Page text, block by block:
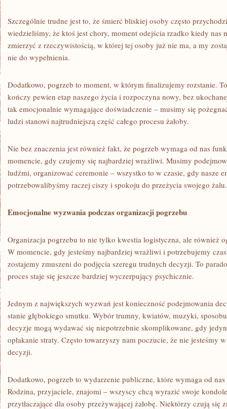
Szczególnie trudne jest to, że śmierć bliskiej osoby często
wiedzieliśmy, że ktoś jest chory, moment odejścia rzadko kiedy nas
zmierzyć z rzeczywistością, w której tej osoby już nie ma, a my
nie do wypełnienia.
Dodatkowo, pogrzeb to moment, w którym finalizujemy rozstanie.
kończy pewien etap naszego życia i rozpoczyna nowy, bez
tak emocjonalnie wymagające doświadczenie – musimy się
ludzi stanowi najtrudniejszą część całego procesu żałoby.
Nie bez znaczenia jest również fakt, że pogrzeb wymaga od nas
momencie, gdy czujemy się najbardziej wrażliwi. Musimy
ludźmi, organizować ceremonie – wszystko to w czasie, gdy nasze
potrzebowalibyśmy raczej ciszy i spokoju do przeżycia swojego żalu.
Emocjonalne wyzwania podczas organizacji pogrzebu
Organizacja pogrzebu to nie tylko kwestia logistyczna, ale również
W momencie, gdy jesteśmy najbardziej wrażliwi i potrzebujemy
zostajemy zmuszeni do podjęcia szeregu trudnych decyzji. To
proces staje się jeszcze bardziej wyczerpujący psychicznie.
Jednym z największych wyzwań jest konieczność podejmowania
stanie głębokiego smutku. Wybór trumny, kwiatów, muzyki,
decyzje mogą wydawać się niepotrzebnie skomplikowane, gdy
opłakanie straty. Często towarzyszy nam poczucie, że nie jesteśmy
decyzji.
Dodatkowo, pogrzeb to wydarzenie publiczne, które wymaga od
Rodzina, przyjaciele, znajomi – wszyscy chcą wyrazić swoje
przytłaczające dla osoby przeżywającej żałobę. Niektórzy czują się